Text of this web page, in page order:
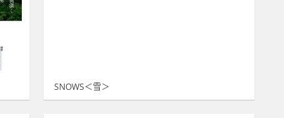
SNOWS＜雪＞